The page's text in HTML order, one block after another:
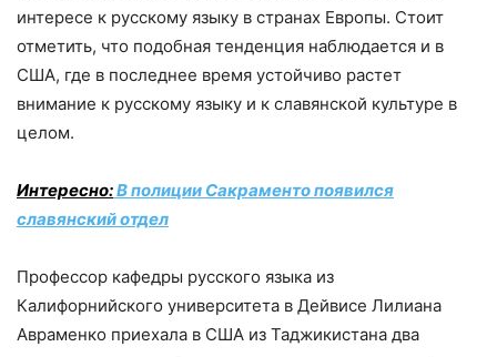
интересе к русскому языку в странах Европы. Стоит
отметить, что подобная тенденция наблюдается и в
США, где в последнее время устойчиво растет
внимание к русскому языку и к славянской культуре в
целом.
Интересно:В полиции Сакраменто появился
славянский отдел
Профессор кафедры русского языка из
Калифорнийского университета в Дейвисе Лилиана
Авраменко приехала в США из Таджикистана два